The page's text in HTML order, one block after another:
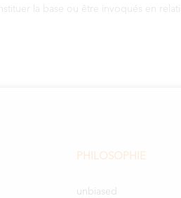
la base ou être invoqués en
PHILOSOPHIE
unbiased